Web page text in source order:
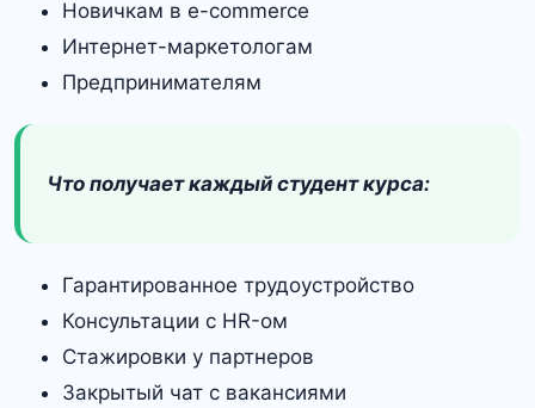
Новичкам в e-commerce
Интернет-маркетологам
Предпринимателям
Что получает каждый студент курса:
Гарантированное трудоустройство
Консультации с HR-ом
Стажировки у партнеров
Закрытый чат с вакансиями